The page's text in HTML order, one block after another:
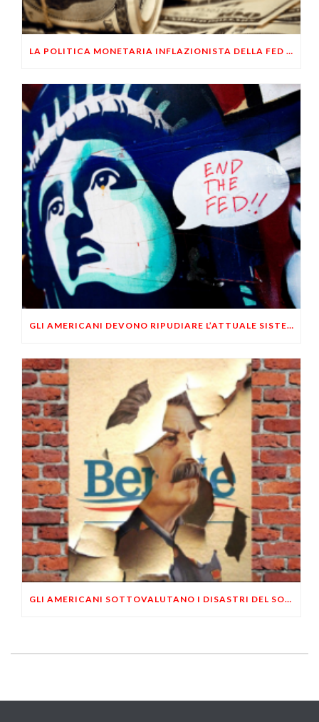
LA POLITICA MONETARIA INFLAZIONISTA DELLA FED NON SALVERÀ GLI USA
GLI AMERICANI DEVONO RIPUDIARE L’ATTUALE SISTEMA MONETARIO A BANCA CENTRALE
GLI AMERICANI SOTTOVALUTANO I DISASTRI DEL SOCIALISMO